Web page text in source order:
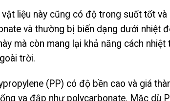
liệu này cũng có độ trong suốt tốt
và thường bị biến dạng dưới nhiệt
mà còn mang lại khả năng cách
trời.
(PP) có độ bền cao và giá
va đập như polycarbonate. Mặc dù